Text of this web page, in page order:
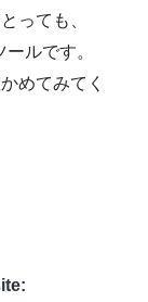
っても、
ルです。
めてみてく